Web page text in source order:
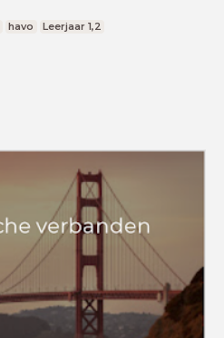
havo Leerjaar 1,2